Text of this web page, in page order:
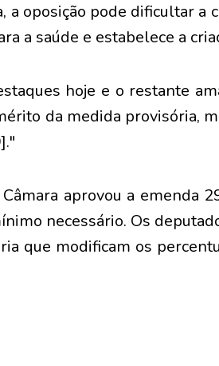
a oposição pode dificultar a
a saúde e estabelece a
hoje e o restante
da medida provisória,
aprovou a emenda
necessário. Os
que modificam os